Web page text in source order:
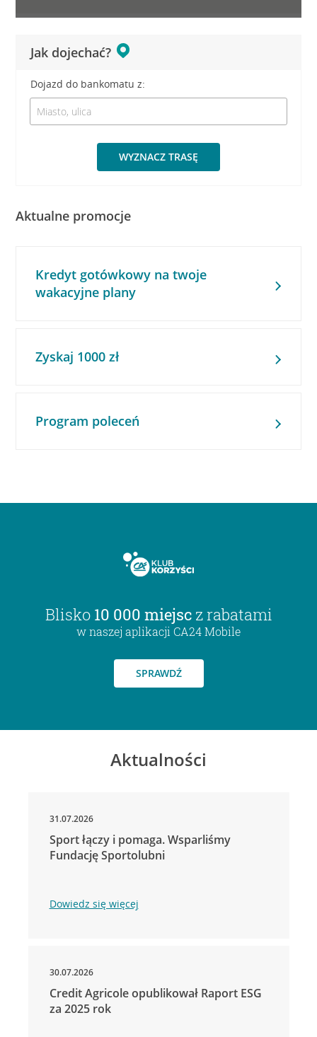
Jak dojechać?
Dojazd do bankomatu z:
WYZNACZ TRASĘ
Aktualne promocje
Kredyt gotówkowy na twoje
wakacyjne plany
Zyskaj 1000 zł
Program poleceń
Blisko 10 000 miejsc z rabatami
w naszej aplikacji CA24 Mobile
SPRAWDŹ
Aktualności
31.07.2026
Sport łączy i pomaga. Wsparliśmy
Fundację Sportolubni
Dowiedz się więcej
30.07.2026
Credit Agricole opublikował Raport ESG
za 2025 rok